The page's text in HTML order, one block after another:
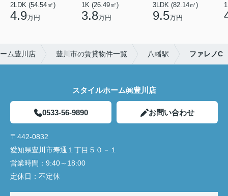
2LDK (54.54㎡)
4.9万円
1K (26.49㎡)
3.8万円
3LDK (82.14㎡)
9.5万円
ム豊川店 豊川市の賃貸物件一覧 八幡駅 ファレノC
スタイルホーム㈱豊川店
0533-56-9890 お問い合わせ
〒442-0832
愛知県豊川市寿通１丁目５０－１
営業時間： 9:40～18:00
定休日： 不定休